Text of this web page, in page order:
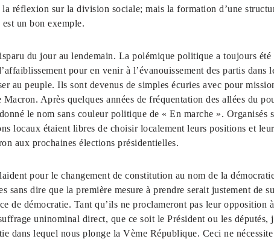
la réflexion sur la division sociale; mais la formation d’une
un bon exemple.
du jour au lendemain. La polémique politique a toujours été
pour en venir à l’évanouissement des partis dans
au peuple. Ils sont devenus de simples écuries avec pour
Après quelques années de fréquentation des allées du
le nom sans couleur politique de « En marche ». Organisés
locaux étaient libres de choisir localement leurs positions et
aux prochaines élections présidentielles.
pour le changement de constitution au nom de la
sans dire que la première mesure à prendre serait justement de
de démocratie. Tant qu’ils ne proclameront pas leur opposition
uninominal direct, que ce soit le Président ou les députés,
dans lequel nous plonge la Vème République. Ceci ne